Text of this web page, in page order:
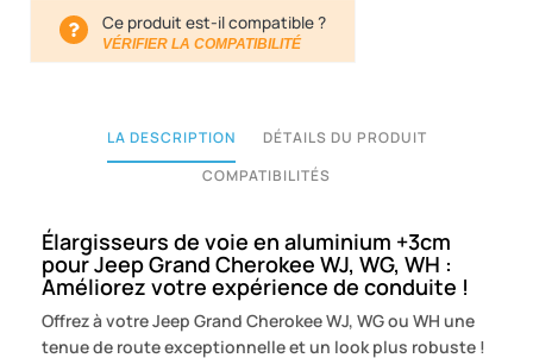
Ce produit est-il compatible ?
VÉRIFIER LA COMPATIBILITÉ
LA DESCRIPTION
DÉTAILS DU PRODUIT
COMPATIBILITÉS
Élargisseurs de voie en aluminium +3cm
pour Jeep Grand Cherokee WJ, WG, WH :
Améliorez votre expérience de conduite !
Offrez à votre Jeep Grand Cherokee WJ, WG ou WH une
tenue de route exceptionnelle et un look plus robuste !